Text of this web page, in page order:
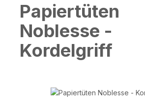
Papiertüten
Noblesse -
Kordelgriff
Bildergalerie überspringen